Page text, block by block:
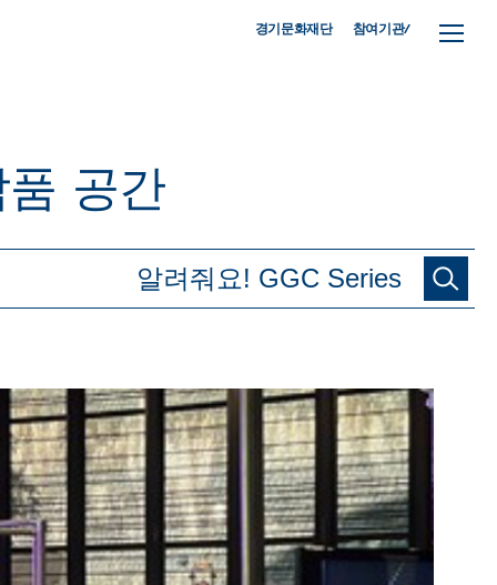
경기문화재단 참여기관/
공간